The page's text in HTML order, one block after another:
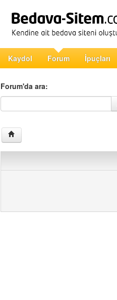
Kaydol Forum İpuçları
Forum'da ara:
Forum'da ara